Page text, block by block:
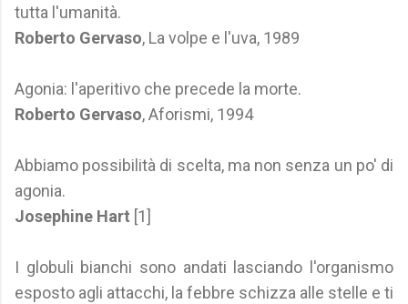
tutta l'umanità.
Roberto Gervaso, La volpe e l'uva, 1989
Agonia: l'aperitivo che precede la morte.
Roberto Gervaso, Aforismi, 1994
Abbiamo possibilità di scelta, ma non senza un po' di
agonia.
Josephine Hart [1]
I globuli bianchi sono andati lasciando l'organismo
esposto agli attacchi, la febbre schizza alle stelle e ti